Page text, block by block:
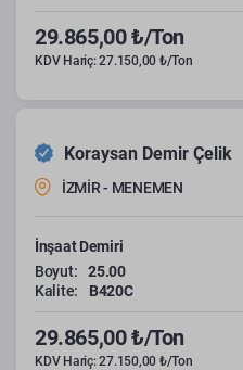
29.865,00 ₺/Ton
KDV Hariç: 27.150,00 ₺/Ton
Koraysan Demir Çelik
İZMİR - MENEMEN
İnşaat Demiri
Boyut:
25.00
Kalite:
B420C
29.865,00 ₺/Ton
KDV Hariç: 27.150,00 ₺/Ton